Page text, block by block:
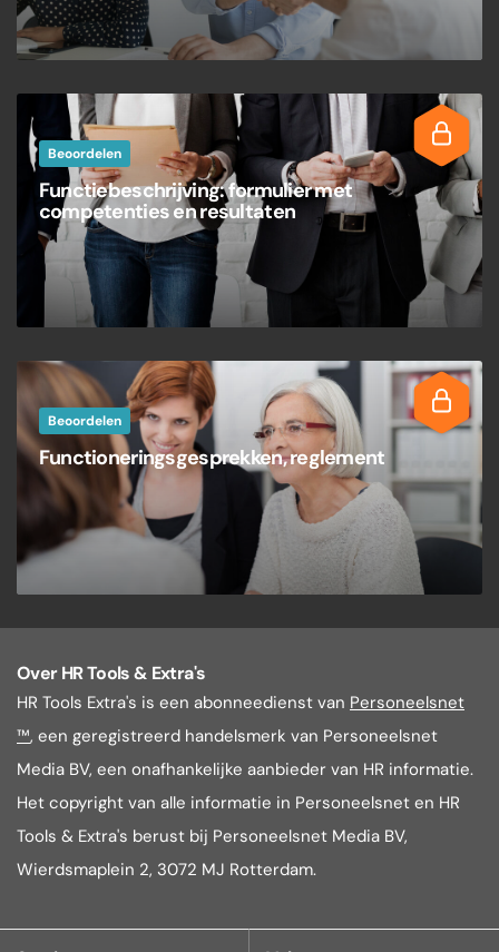
Beoordelen
Functiebeschrijving: formulier met
competenties en resultaten
Beoordelen
Functioneringsgesprekken, reglement
Over HR Tools & Extra's
HR Tools Extra's is een abonneedienst van Personeelsnet
™, een geregistreerd handelsmerk van Personeelsnet
Media BV, een onafhankelijke aanbieder van HR informatie.
Het copyright van alle informatie in Personeelsnet en HR
Tools & Extra's berust bij Personeelsnet Media BV,
Wierdsmaplein 2, 3072 MJ Rotterdam.